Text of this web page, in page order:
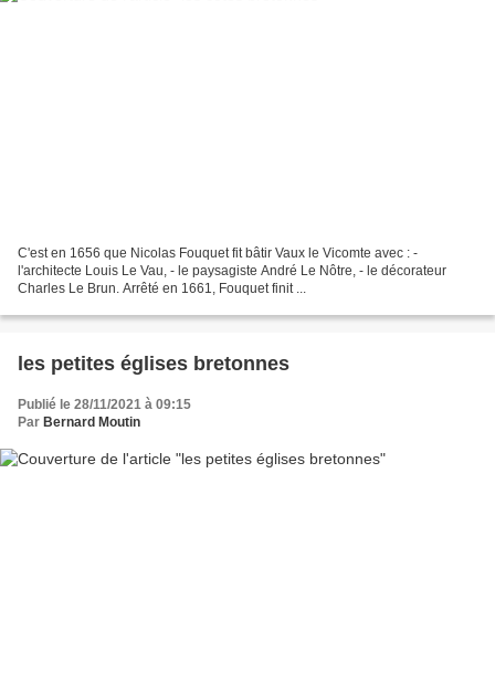
C'est en 1656 que Nicolas Fouquet fit bâtir Vaux le Vicomte avec : -
l'architecte Louis Le Vau, - le paysagiste André Le Nôtre, - le décorateur
Charles Le Brun. Arrêté en 1661, Fouquet finit ...
les petites églises bretonnes
Publié le 28/11/2021 à 09:15
Par Bernard Moutin